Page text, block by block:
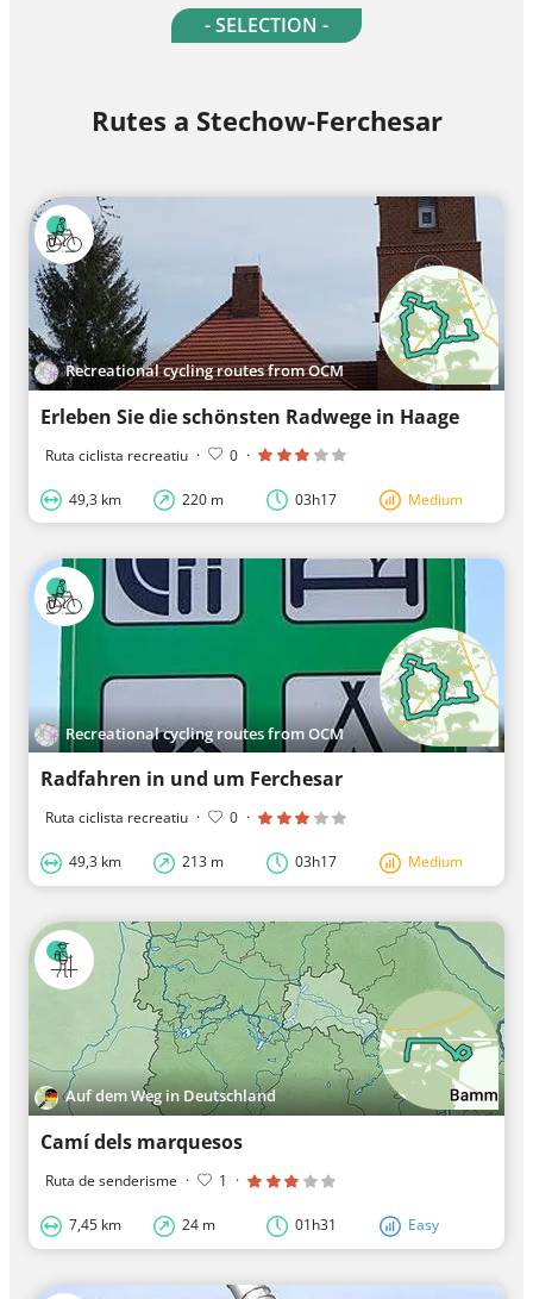
- SELECTION -
Rutes a Stechow-Ferchesar
Recreational cycling routes from OCM
Erleben Sie die schönsten Radwege in Haage
Ruta ciclista recreatiu · 0 ·
49,3 km 220 m 03h17 Medium
Recreational cycling routes from OCM
Radfahren in und um Ferchesar
Ruta ciclista recreatiu · 0 ·
49,3 km 213 m 03h17 Medium
Auf dem Weg in Deutschland
Camí dels marquesos
Ruta de senderisme · 1 ·
7,45 km 24 m 01h31 Easy